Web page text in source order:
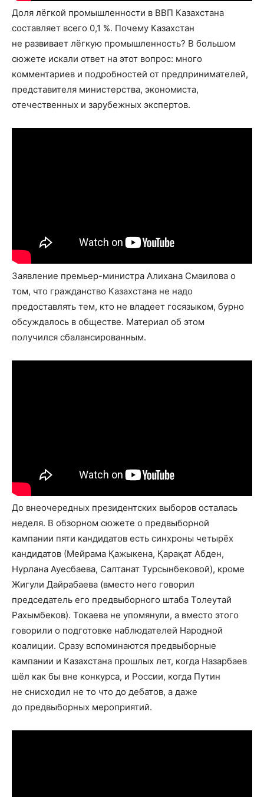
Доля лёгкой промышленности в ВВП Казахстана
составляет всего 0,1 %. Почему Казахстан
не развивает лёгкую промышленность? В большом
сюжете искали ответ на этот вопрос: много
комментариев и подробностей от предпринимателей,
представителя министерства, экономиста,
отечественных и зарубежных экспертов.
Заявление премьер-министра Алихана Смаилова о
том, что гражданство Казахстана не надо
предоставлять тем, кто не владеет госязыком, бурно
обсуждалось в обществе. Материал об этом
получился сбалансированным.
До внеочередных президентских выборов осталась
неделя. В обзорном сюжете о предвыборной
кампании пяти кандидатов есть синхроны четырёх
кандидатов (Мейрама Қажыкена, Қарақат Абден,
Нурлана Ауесбаева, Салтанат Турсынбековой), кроме
Жигули Дайрабаева (вместо него говорил
председатель его предвыборного штаба Толеутай
Рахымбеков). Токаева не упомянули, а вместо этого
говорили о подготовке наблюдателей Народной
коалиции. Сразу вспоминаются предвыборные
кампании и Казахстана прошлых лет, когда Назарбаев
шёл как бы вне конкурса, и России, когда Путин
не снисходил не то что до дебатов, а даже
до предвыборных мероприятий.